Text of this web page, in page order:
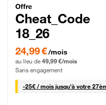
Cheat_Code
Offre
Cheat_Code
18_26
24,99 € par mois pendant 0 mois
24,99 €/mois
au lieu de 49,99 €/mois
Sans engagement
-25€ / mois25 € par mois
jusqu'à votre